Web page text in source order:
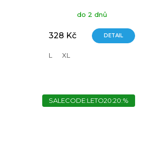
do 2 dnů
328 Kč DETAIL
L XL
SALECODE:LETO20:20:%